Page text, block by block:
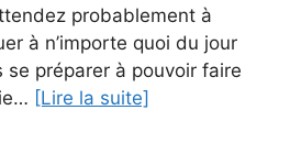
probablement à
à n’importe quoi du jour
se préparer à pouvoir faire
[Lire la suite]